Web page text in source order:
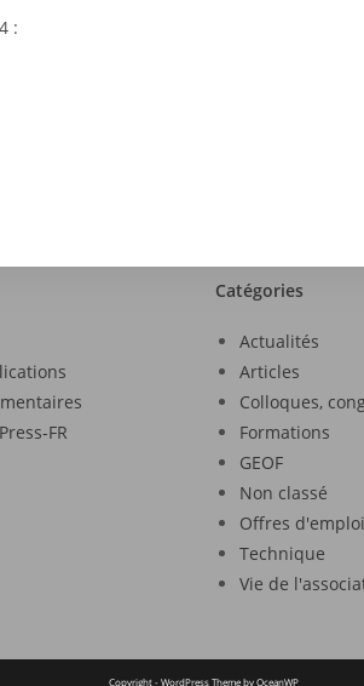
:
FR
Catégories
Actualités
Articles
Colloques,
Formations
GEOF
Non classé
Offres
Technique
Vie de
Copyright - WordPress Theme by OceanWP